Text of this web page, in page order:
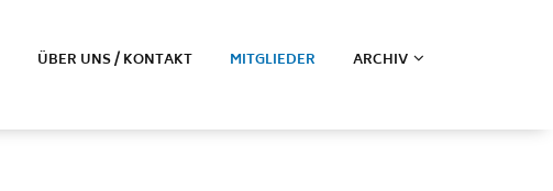
ÜBER UNS / KONTAKT MITGLIEDER ARCHIV